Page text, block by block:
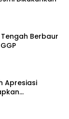
Tengah Berbaur
Apresiasi